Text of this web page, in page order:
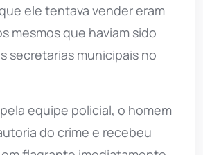
ele tentava vender eram
mesmos que haviam sido
secretarias municipais no
equipe policial, o homem
do crime e recebeu